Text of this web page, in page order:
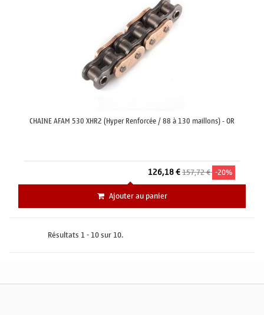
CHAINE AFAM 530 XHR2 (Hyper Renforcée / 88 à 130 maillons) - OR
126,18 €157,72 € -20%
Ajouter au panier
Résultats 1 - 10 sur 10.